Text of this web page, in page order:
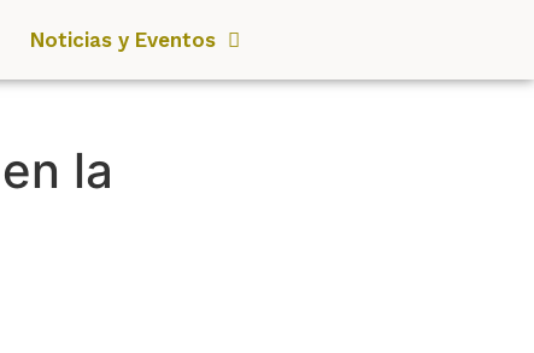
Noticias y Eventos
la